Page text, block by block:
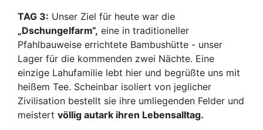
TAG 3: Unser Ziel für heute war die
„Dschungelfarm“, eine in traditioneller
Pfahlbauweise errichtete Bambushütte - unser
Lager für die kommenden zwei Nächte. Eine
einzige Lahufamilie lebt hier und begrüßte uns mit
heißem Tee. Scheinbar isoliert von jeglicher
Zivilisation bestellt sie ihre umliegenden Felder und
meistert völlig autark ihren Lebensalltag.